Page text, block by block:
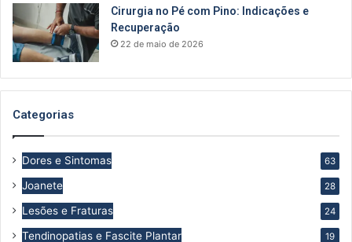
Cirurgia no Pé com Pino: Indicações e
Recuperação
22 de maio de 2026
Categorias
Dores e Sintomas 63
Joanete 28
Lesões e Fraturas 24
Tendinopatias e Fascite Plantar 19